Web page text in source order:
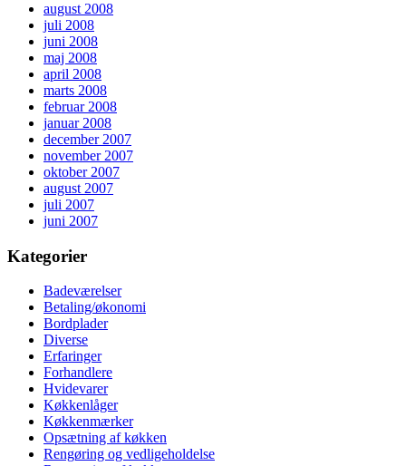
august 2008
juli 2008
juni 2008
maj 2008
april 2008
marts 2008
februar 2008
januar 2008
december 2007
november 2007
oktober 2007
august 2007
juli 2007
juni 2007
Kategorier
Badeværelser
Betaling/økonomi
Bordplader
Diverse
Erfaringer
Forhandlere
Hvidevarer
Køkkenlåger
Køkkenmærker
Opsætning af køkken
Rengøring og vedligeholdelse